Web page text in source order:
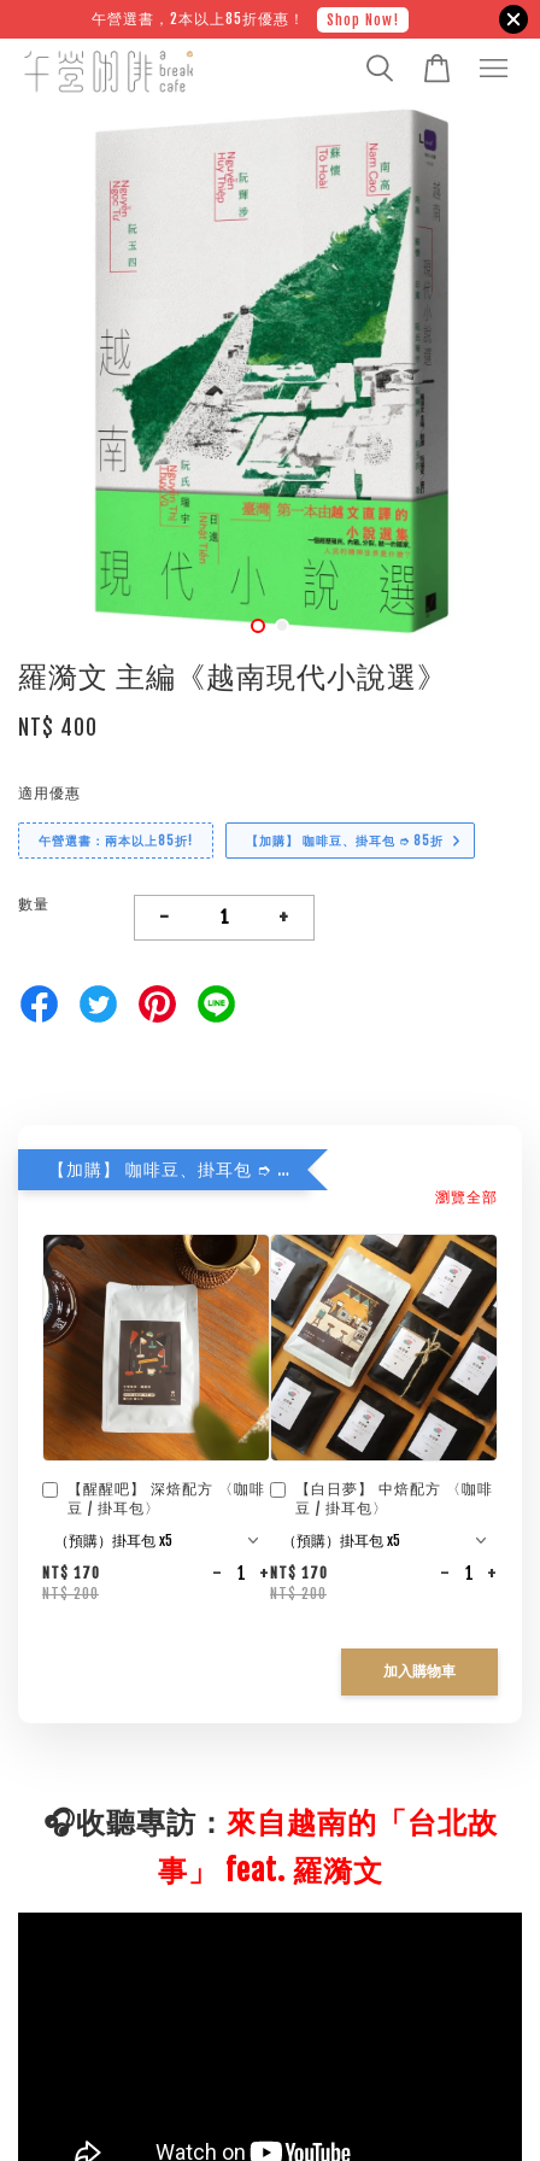
午營選書，2本以上85折優惠！ Shop Now!
羅漪文 主編《越南現代小說選》
NT$ 400
適用優惠
午營選書：兩本以上85折! 【加購】 咖啡豆、掛耳包 ➮ 85折
數量
- +
【加購】 咖啡豆、掛耳包 ➮ 85折
瀏覽全部
【醒醒吧】 深焙配方 〈咖啡
豆 / 掛耳包〉
NT$ 170
NT$ 200
- +
【白日夢】 中焙配方 〈咖啡
豆 / 掛耳包〉
NT$ 170
NT$ 200
- +
加入購物車
🎧收聽專訪： 來自越南的「台北故
事」 feat. 羅漪文